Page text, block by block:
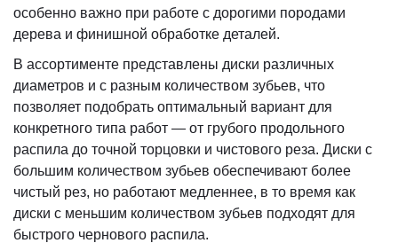
особенно важно при работе с дорогими породами
дерева и финишной обработке деталей.
В ассортименте представлены диски различных
диаметров и с разным количеством зубьев, что
позволяет подобрать оптимальный вариант для
конкретного типа работ — от грубого продольного
распила до точной торцовки и чистового реза. Диски с
большим количеством зубьев обеспечивают более
чистый рез, но работают медленнее, в то время как
диски с меньшим количеством зубьев подходят для
быстрого черновoго распила.